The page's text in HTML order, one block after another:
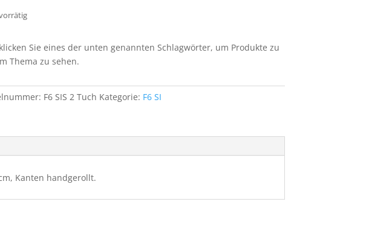
Sie eines der unten genannten Schlagwörter, um Produkte zu
Thema zu sehen.
F6 SIS 2 Tuch Kategorie: F6 SI
Kanten handgerollt.